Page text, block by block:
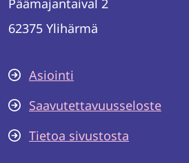
62375 Ylihärmä
Asiointi
Saavutettavuusseloste
Tietoa sivustosta